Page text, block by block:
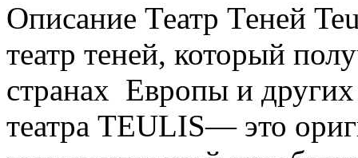
Описание Театр Теней
театр теней, который
странах Европы и
театра TEULIS— это